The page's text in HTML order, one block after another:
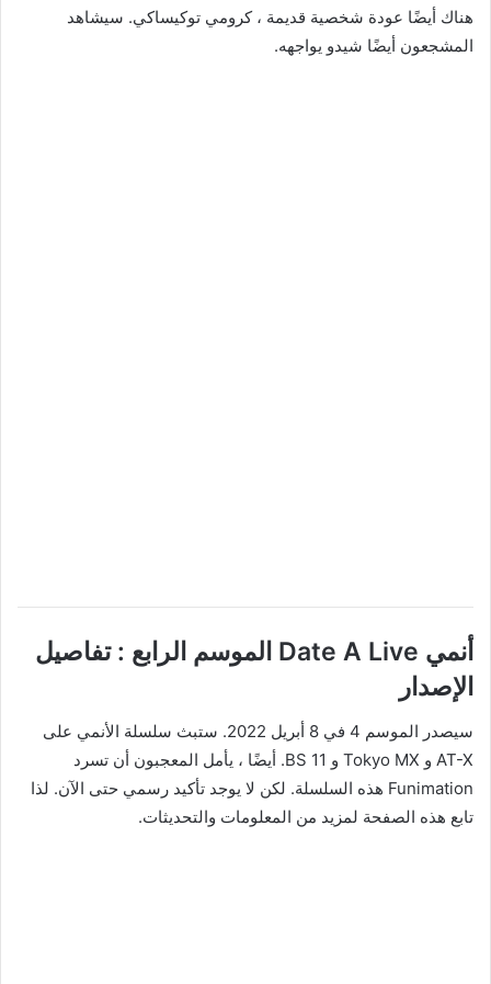
هناك أيضًا عودة شخصية قديمة ، كرومي توكيساكي. سيشاهد
المشجعون أيضًا شيدو يواجهه.
أنمي Date A Live الموسم الرابع : تفاصيل
الإصدار
سيصدر الموسم 4 في 8 أبريل 2022. ستبث سلسلة الأنمي على
AT-X و Tokyo MX و BS 11. أيضًا ، يأمل المعجبون أن تسرد
Funimation هذه السلسلة. لكن لا يوجد تأكيد رسمي حتى الآن. لذا
تابع هذه الصفحة لمزيد من المعلومات والتحديثات.